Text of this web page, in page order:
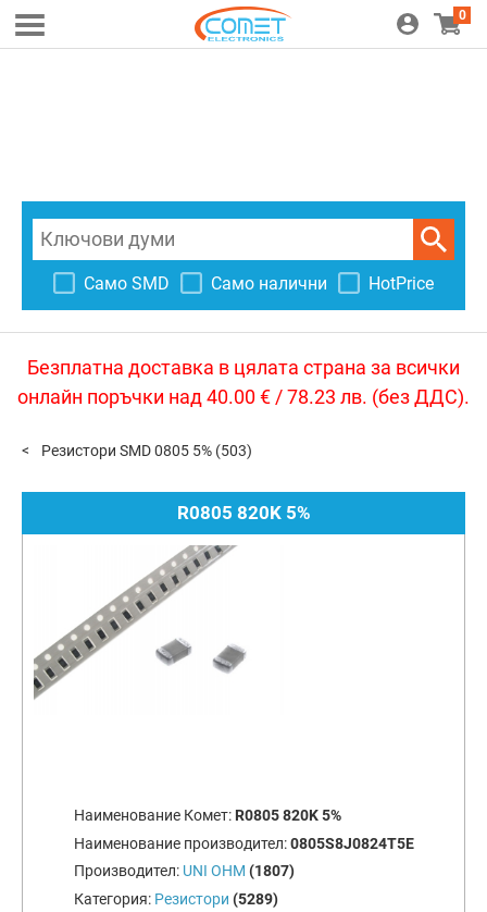
0
Само SMD Само налични HotPrice
Безплатна доставка в цялата страна за всички
онлайн поръчки над 40.00 € / 78.23 лв. (без ДДС).
Резистори SMD 0805 5% (503)
R0805 820K 5%
Наименование Комет: R0805 820K 5%
Наименование производител:0805S8J0824T5E
Производител: UNI OHM (1807)
Категория: Резистори (5289)